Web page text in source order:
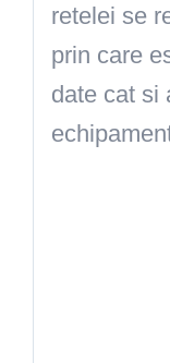
retelei se
prin care
date cat si